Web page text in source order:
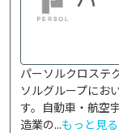
パーソルクロステ
ソルグループにお
す。自動車・航空
造業の...もっと見る